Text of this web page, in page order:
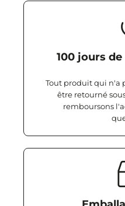
100 jours
Tout produit qui n'a
être retourné
remboursons